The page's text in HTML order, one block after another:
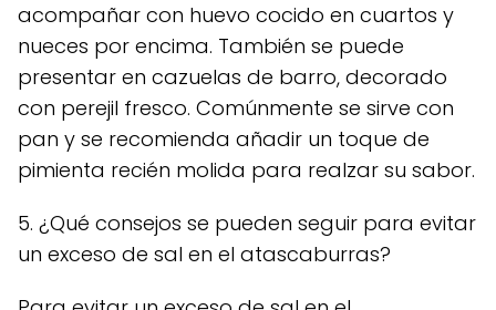
acompañar con huevo cocido en cuartos y
nueces por encima. También se puede
presentar en cazuelas de barro, decorado
con perejil fresco. Comúnmente se sirve con
pan y se recomienda añadir un toque de
pimienta recién molida para realzar su sabor.
5. ¿Qué consejos se pueden seguir para evitar
un exceso de sal en el atascaburras?